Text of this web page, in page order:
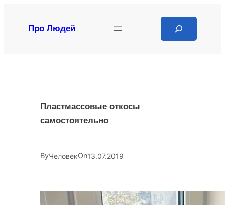
содержимому
Про Людей
Пластмассовые откосы
самостоятельно
ByЧеловекOn13.07.2019